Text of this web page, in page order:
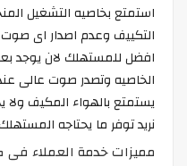
استمتع بخاصيه التشغيل
التكييف وعدم اصدار اى صوت
افضل للمستهلك لان يوجد
الخاصيه وتصدر صوت عالى
يستمتع بالهواء المكيف
نريد توفر ما يحتاجه
مميزات خدمة العملاء فى